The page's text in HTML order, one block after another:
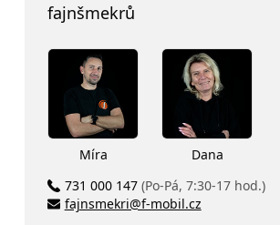
fajnšmekrů
Míra
Dana
731 000 147 (Po-Pá, 7:30-17 hod.)
fajnsmekri@f-mobil.cz